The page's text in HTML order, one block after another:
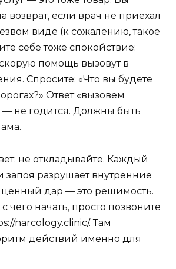
возврат, если врач не приехал
виде (к сожалению, такое
себе тоже спокойствие:
помощь вызовут в
Спросите: «Что вы будете
Ответ «вызовем
— не годится. Должны быть
не откладывайте. Каждый
запоя разрушает внутренние
дар — это решимость.
чего начать, просто позвоните
narcology.clinic/. Там
действий именно для